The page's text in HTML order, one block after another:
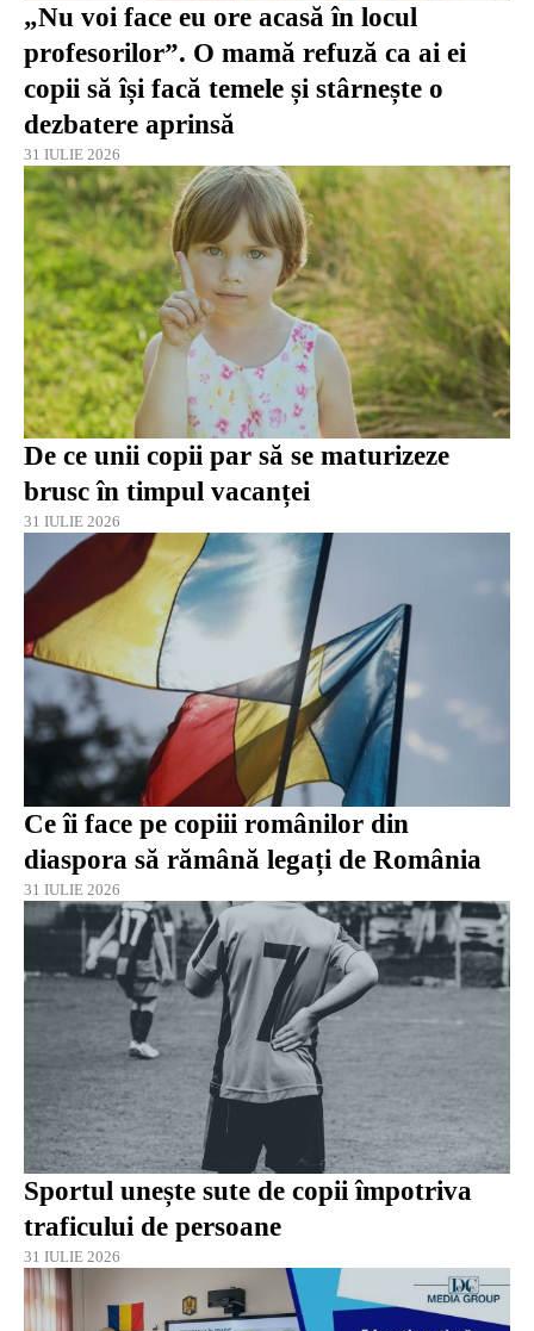
„Nu voi face eu ore acasă în locul
profesorilor”. O mamă refuză ca ai ei
copii să își facă temele și stârnește o
dezbatere aprinsă
31 IULIE 2026
De ce unii copii par să se maturizeze
brusc în timpul vacanței
31 IULIE 2026
Ce îi face pe copiii românilor din
diaspora să rămână legați de România
31 IULIE 2026
Sportul unește sute de copii împotriva
traficului de persoane
31 IULIE 2026